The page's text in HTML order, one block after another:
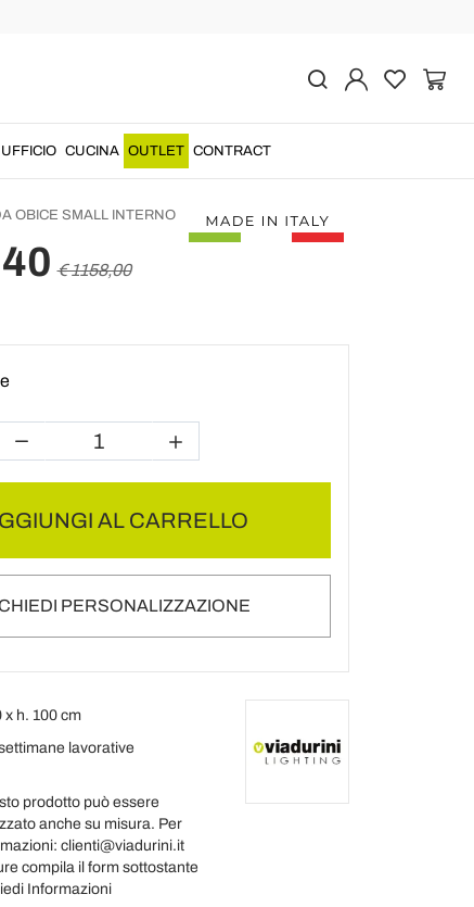
UFFICIO CUCINA OUTLET CONTRACT
di design da terra a
in Ldpe Obice
OBICE SMALL INTERNO
€ 1158,00
AL CARRELLO
PERSONALIZZAZIONE
x h. 100 cm
lavorative
prodotto può essere
anche su misura. Per
clienti@viadurini.it
compila il form sottostante
Informazioni